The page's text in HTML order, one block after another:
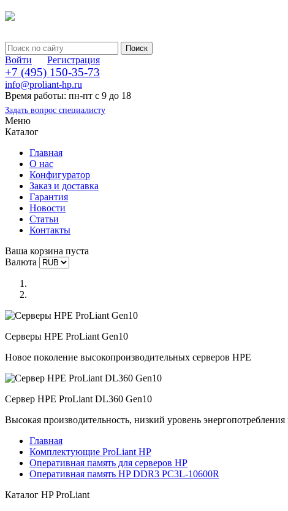
Войти Регистрация
+7 (495) 150-35-73
info@proliant-hp.ru
Время работы: пн-пт с 9 до 18
Задать вопрос специалисту
Меню
Каталог
Главная
О нас
Конфигуратор
Заказ и доставка
Гарантия
Новости
Статьи
Контакты
Ваша корзина пуста
Валюта
Серверы HPE ProLiant Gen10
Новое поколение высокопроизводительных серверов HPE
Сервер HPE ProLiant DL360 Gen10
Высокая производительность, низкий уровень
Главная
Комплектующие ProLiant HP
Оперативная память для серверов HP
Оперативная память HP DDR3 PC3L-10600R
Каталог HP ProLiant